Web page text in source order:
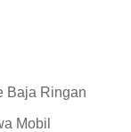
Baja Ringan
Mobil